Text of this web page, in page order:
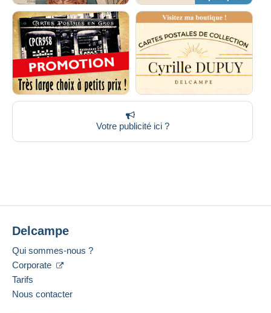
Votre publicité ici ?
Delcampe
Qui sommes-nous ?
Corporate
Tarifs
Nous contacter